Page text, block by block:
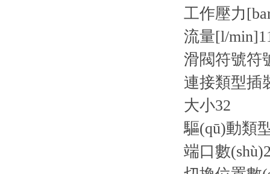
工作壓力
流量[l/min]
滑閥符號符
連接類型插
大小32
驅(qū)動類
端口數(shù)